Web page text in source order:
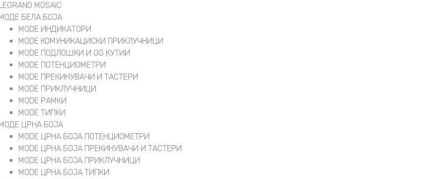
MOSAIC
БЕЛА БОЈА
MODE ИНДИКАТОРИ
MODE КОМУНИКАЦИСКИ ПРИКЛУЧНИЦИ
MODE ПОДЛОШКИ И OG КУТИИ
MODE ПОТЕНЦИОМЕТРИ
MODE ПРEКИНУВАЧИ И ТАСТЕРИ
MODE ПРИКЛУЧНИЦИ
MODE РАМКИ
MODE ТИПКИ
ЦРНА БОЈА
MODE ЦРНА БОЈА ПОТЕНЦИОМЕТРИ
MODE ЦРНА БОЈА ПРЕКИНУВАЧИ И ТАСТЕРИ
MODE ЦРНА БОЈА ПРИКЛУЧНИЦИ
MODE ЦРНА БОЈА ТИПКИ